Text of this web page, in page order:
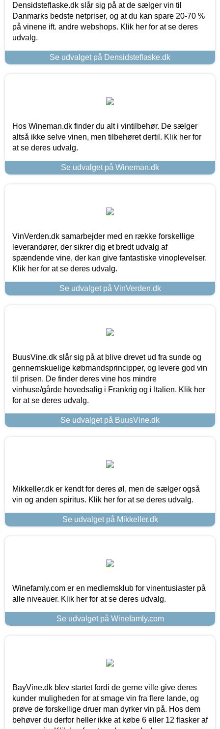
Densidsteflaske.dk slår sig på at de sælger vin til
Danmarks bedste netpriser, og at du kan spare 20-70 %
på vinene ift. andre webshops. Klik her for at se deres
udvalg.
Se udvalget på Densidsteflaske.dk
Hos Wineman.dk finder du alt i vintilbehør. De sælger
altså ikke selve vinen, men tilbehøret dertil. Klik her for
at se deres udvalg.
Se udvalget på Wineman.dk
VinVerden.dk samarbejder med en række forskellige
leverandører, der sikrer dig et bredt udvalg af
spændende vine, der kan give fantastiske vinoplevelser.
Klik her for at se deres udvalg.
Se udvalget på VinVerden.dk
BuusVine.dk slår sig på at blive drevet ud fra sunde og
gennemskuelige købmandsprincipper, og levere god vin
til prisen. De finder deres vine hos mindre
vinhuse/gårde hovedsalig i Frankrig og i Italien. Klik her
for at se deres udvalg.
Se udvalget på BuusVine.dk
Mikkeller.dk er kendt for deres øl, men de sælger også
vin og anden spiritus. Klik her for at se deres udvalg.
Se udvalget på Mikkeller.dk
Winefamly.com er en medlemsklub for vinentusiaster på
alle niveauer. Klik her for at se deres udvalg.
Se udvalget på Winefamly.com
BayVine.dk blev startet fordi de gerne ville give deres
kunder muligheden for at smage vin fra flere lande, og
prøve de forskellige druer man dyrker vin på. Hos dem
behøver du derfor heller ikke at købe 6 eller 12 flasker af